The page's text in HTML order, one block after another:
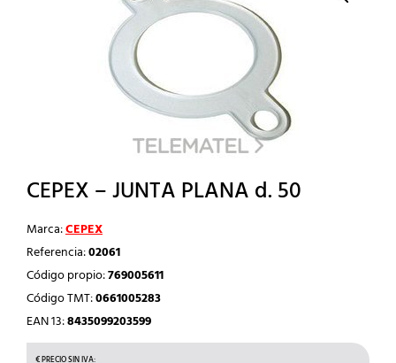
CEPEX – JUNTA PLANA d. 50
Marca:CEPEX
Referencia:02061
Código propio:769005611
Código TMT:0661005283
EAN 13:8435099203599